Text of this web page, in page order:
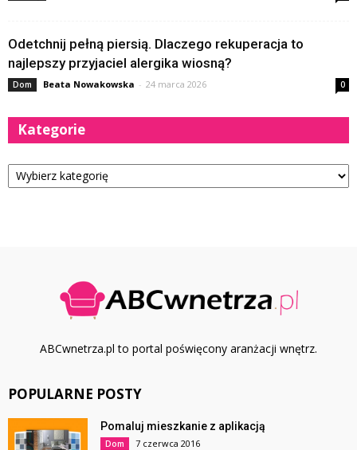
Odetchnij pełną piersią. Dlaczego rekuperacja to
najlepszy przyjaciel alergika wiosną?
Dom Beata Nowakowska - 24 marca 2026 0
Kategorie
Kategorie
ABCwnetrza.pl to portal poświęcony aranżacji wnętrz.
POPULARNE POSTY
Pomaluj mieszkanie z aplikacją
Dom 7 czerwca 2016